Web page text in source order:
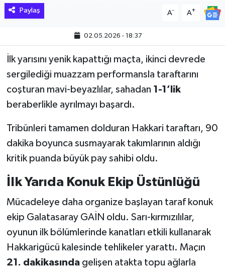
Paylaş A- A+
02.05.2026 - 18:37
İlk yarısını yenik kapattığı maçta, ikinci devrede
sergilediği muazzam performansla taraftarını
coşturan mavi-beyazlılar, sahadan 1-1’lik
beraberlikle ayrılmayı başardı.
Tribünleri tamamen dolduran Hakkari taraftarı, 90
dakika boyunca susmayarak takımlarının aldığı
kritik puanda büyük pay sahibi oldu.
İlk Yarıda Konuk Ekip Üstünlüğü
Mücadeleye daha organize başlayan taraf konuk
ekip Galatasaray GAİN oldu. Sarı-kırmızılılar,
oyunun ilk bölümlerinde kanatları etkili kullanarak
Hakkarigücü kalesinde tehlikeler yarattı. Maçın
21. dakikasındagelişen atakta topu ağlarla
MAKALE
POLİTİKA
REKLAM
SAĞLIK
SPOR
TEKNOLOJİ